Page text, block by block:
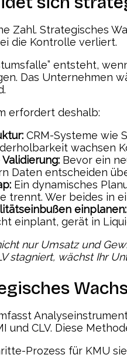
Zahl. Strategisches
die Kontrolle verliert.
entsteht,
Das Unternehmen
erfordert deshalb:
CRM-Systeme wie
wachsen
Bevor ein
Daten entscheiden
Ein dynamisches
trennt. Wer beides in
einplanen:
einplant, gerät in
nur Umsatz und
stagniert, wächst Ihr
und CLV. Diese
Prozess für KMU